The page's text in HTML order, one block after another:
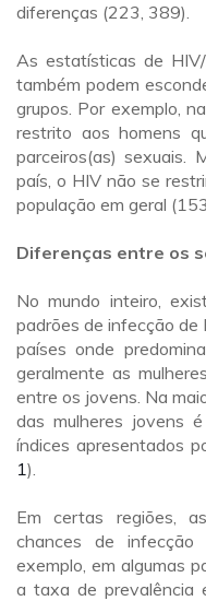
diferenças (223, 389).
As estatísticas de
também podem
grupos. Por exemplo,
restrito aos homens
parceiros(as)
país, o HIV não se
população em geral
Diferenças entre os
No mundo inteiro,
padrões de infecção de
países onde
geralmente as
entre os jovens. Na
das mulheres jovens
índices apresentados
1).
Em certas regiões,
chances de
exemplo, em algumas
a taxa de prevalência